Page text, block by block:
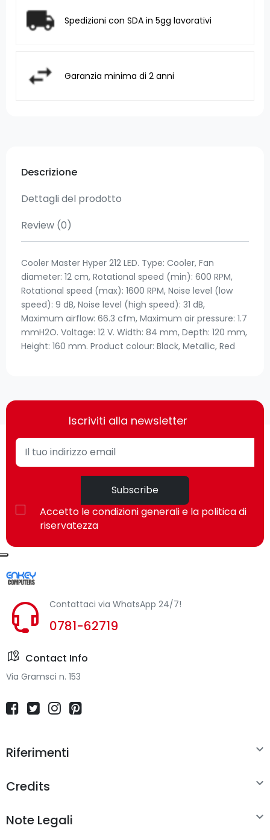
Spedizioni con SDA in 5gg lavorativi
Garanzia minima di 2 anni
Descrizione
Dettagli del prodotto
Review (0)
Cooler Master Hyper 212 LED. Type: Cooler, Fan
diameter: 12 cm, Rotational speed (min): 600 RPM,
Rotational speed (max): 1600 RPM, Noise level (low
speed): 9 dB, Noise level (high speed): 31 dB,
Maximum airflow: 66.3 cfm, Maximum air pressure: 1.7
mmH2O. Voltage: 12 V. Width: 84 mm, Depth: 120 mm,
Height: 160 mm. Product colour: Black, Metallic, Red
Iscriviti alla newsletter
Subscribe
Accetto le condizioni generali e la politica di
riservatezza
Contattaci via WhatsApp 24/7!
0781-62719
Contact Info
Via Gramsci n. 153
Riferimenti 
Credits 
Note Legali 